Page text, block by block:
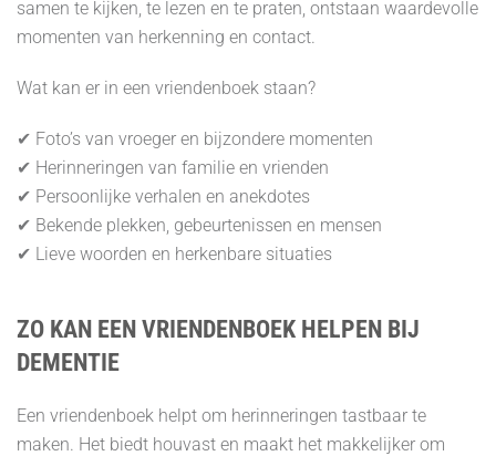
samen te kijken, te lezen en te praten, ontstaan waardevolle
momenten van herkenning en contact.
Wat kan er in een vriendenboek staan?
✔ Foto’s van vroeger en bijzondere momenten
✔ Herinneringen van familie en vrienden
✔ Persoonlijke verhalen en anekdotes
✔ Bekende plekken, gebeurtenissen en mensen
✔ Lieve woorden en herkenbare situaties
ZO KAN EEN VRIENDENBOEK HELPEN BIJ
DEMENTIE
Een vriendenboek helpt om herinneringen tastbaar te
maken. Het biedt houvast en maakt het makkelijker om